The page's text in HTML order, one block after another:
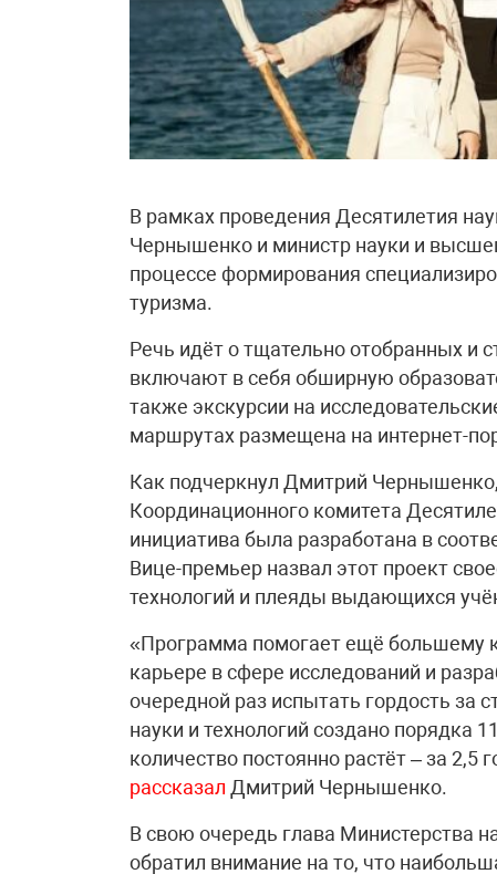
В рамках проведения Десятилетия
Чернышенко и министр науки и
процессе формирования
туризма.
Речь идёт о тщательно отобранных и
включают в себя обширную
также экскурсии на
маршрутах размещена на интернет-
Как подчеркнул Дмитрий
Координационного комитета
инициатива была разработана в
Вице-премьер назвал этот проект
технологий и плеяды выдающихся
«Программа помогает ещё большему
карьере в сфере исследований и
очередной раз испытать гордость за
науки и технологий создано порядка
количество постоянно растёт – за
рассказал Дмитрий Чернышенко.
В свою очередь глава Министерства
обратил внимание на то, что